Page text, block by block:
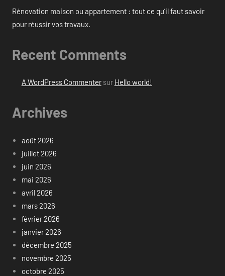
Rénovation maison ou appartement : tout ce qu’il faut savoir
pour réussir vos travaux.
Recent Comments
A WordPress Commentersur Hello world!
Archives
août 2026
juillet 2026
juin 2026
mai 2026
avril 2026
mars 2026
février 2026
janvier 2026
décembre 2025
novembre 2025
octobre 2025